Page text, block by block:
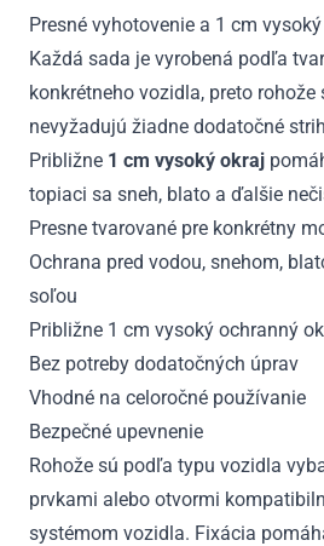
Presné vyhotovenie a 1 cm
Každá sada je vyrobená podľa
konkrétneho vozidla, preto rohože
nevyžadujú žiadne dodatočné
Približne 1 cm vysoký okraj
topiaci sa sneh, blato a ďalšie
Presne tvarované pre konkrétny
Ochrana pred vodou, snehom,
soľou
Približne 1 cm vysoký ochranný
Bez potreby dodatočných úprav
Vhodné na celoročné používanie
Bezpečné upevnenie
Rohože sú podľa typu vozidla
prvkami alebo otvormi
systémom vozidla. Fixácia